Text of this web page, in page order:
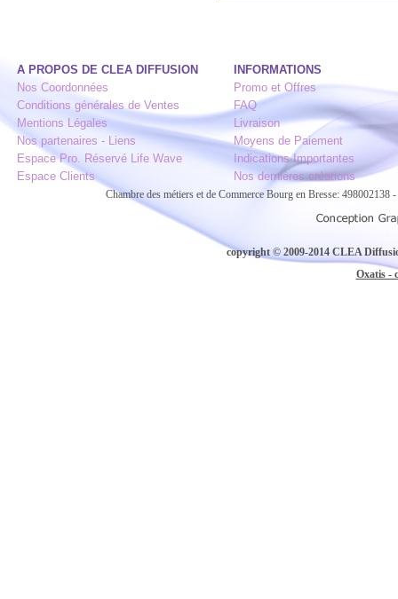
A PROPOS DE CLEA DIFFUSION
INFORMATIONS
Nos Coordonnées
Promo et Offres
Conditions générales de Ventes
FAQ
Mentions Légales
Livraison
Nos partenaires - Liens
Moyens de Paiement
Espace Pro. Réservé Life Wave
Indications Importantes
Espace Clients
Nos dernières créations
Chambre des métiers et de Commerce Bourg en Bresse: 498002138
copyright © 2009-2014 CLEA
Oxatis -